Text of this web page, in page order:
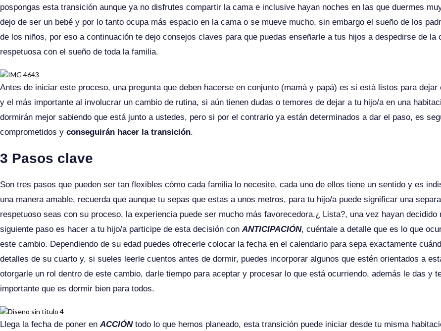
pospongas esta transición aunque ya no disfrutes compartir la cama e inclusive hayan noches en las que duermes
dejo de ser un bebé y por lo tanto ocupa más espacio en la cama o se mueve mucho, sin embargo el sueño de los
de los niños, por eso a continuación te dejo consejos claves para que puedas enseñarle a tus hijos a despedirse de la
respetuosa con el sueño de toda la familia.
Antes de iniciar este proceso, una pregunta que deben hacerse en conjunto (mamá y papá) es si está listos para
y el más importante al involucrar un cambio de rutina, si aún tienen dudas o temores de dejar a tu hijo/a en una
dormirán mejor sabiendo que está junto a ustedes, pero si por el contrario ya están determinados a dar el paso, es
comprometidos y conseguirán hacer la transición.
3 Pasos clave
Son tres pasos que pueden ser tan flexibles cómo cada familia lo necesite, cada uno de ellos tiene un sentido y es
una manera amable, recuerda que aunque tu sepas que estas a unos metros, para tu hijo/a puede significar una
respetuoso seas con su proceso, la experiencia puede ser mucho más favorecedora.¿ Lista?, una vez hayan
siguiente paso es hacer a tu hijo/a participe de esta decisión conANTICIPACIÓN, cuéntale a detalle que es lo que
este cambio. Dependiendo de su edad puedes ofrecerle colocar la fecha en el calendario para sepa exactamente
detalles de su cuarto y, si sueles leerle cuentos antes de dormir, puedes incorporar algunos que estén orientados a
otorgarle un rol dentro de este cambio, darle tiempo para aceptar y procesar lo que está ocurriendo, además le das y
importante que es dormir bien para todos.
Llega la fecha de poner enACCIÓN todo lo que hemos planeado, esta transición puede iniciar desde tu misma